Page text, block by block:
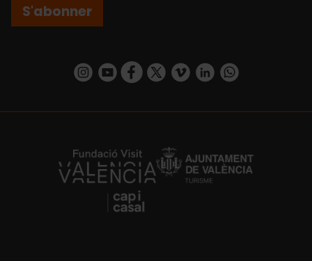
S'abonner
https://www.instagram.com/visit_valencia/
https://www.youtube.com/user/
https://www.facebook.com/
https://twitter.com/
https://vimeo.com/
https://www.linkedin.com/company/turismo-valencia/https://api.whatsapp.com/send/
https://fundacion.visitvalencia.com/